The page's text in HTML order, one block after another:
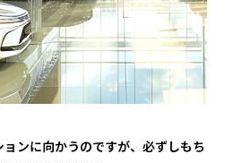
ンに向かうのですが、必ずしもち